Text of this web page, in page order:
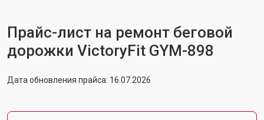
Прайс-лист на ремонт беговой
дорожки VictoryFit GYM-898
Дата обновления прайса: 16.07.2026